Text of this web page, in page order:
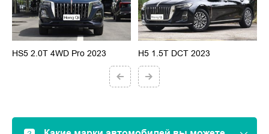
HS5 2.0T 4WD Pro 2023 H5 1.5T DCT 2023